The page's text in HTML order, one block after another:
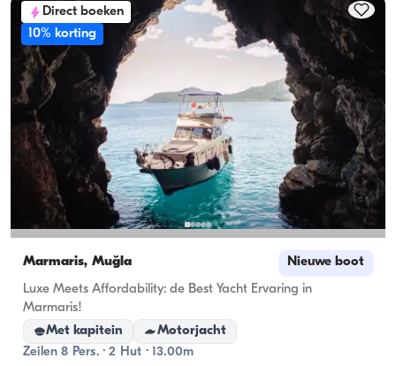
Direct boeken
10% korting
Marmaris, Muğla Nieuwe boot
Luxe Meets Affordability: de Best Yacht Ervaring in
Marmaris!
Met kapitein
Motorjacht
Zeilen 8 Pers. · 2 Hut · 13.00m